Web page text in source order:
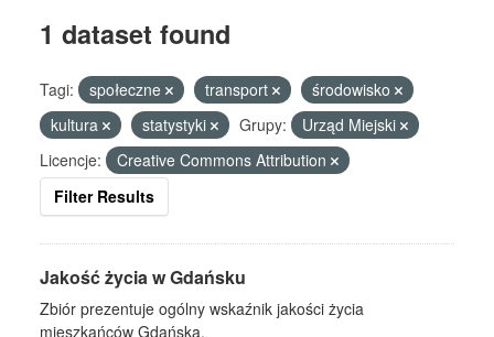
1 dataset found
Tagi: społeczne transport
środowisko
kultura
statystyki Grupy:
Urząd Miejski
Licencje:
Creative Commons Attribution
Filter Results
Jakość życia w Gdańsku
Zbiór prezentuje ogólny wskaźnik jakości życia
mieszkańców Gdańska.